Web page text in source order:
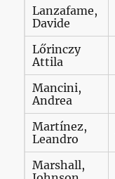
Lanzafame,
Davide
Lőrinczy
Attila
Mancini,
Andrea
Martínez,
Leandro
Marshall,